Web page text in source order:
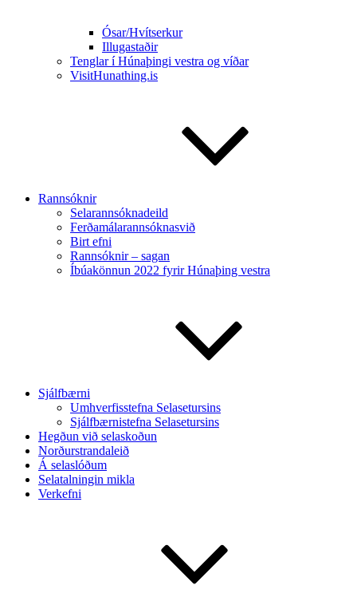
Ósar/Hvítserkur
Illugastaðir
Tenglar í Húnaþingi vestra og víðar
VisitHunathing.is
Rannsóknir
Selarannsóknadeild
Ferðamálarannsóknasvið
Birt efni
Rannsóknir – sagan
Íbúakönnun 2022 fyrir Húnaþing vestra
Sjálfbærni
Umhverfisstefna Selasetursins
Sjálfbærnistefna Selasetursins
Hegðun við selaskoðun
Norðurstrandaleið
Á selaslóðum
Selatalningin mikla
Verkefni